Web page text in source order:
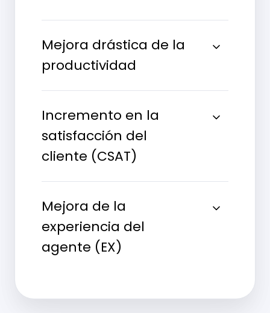
Mejora drástica de la
productividad
Incremento en la
satisfacción del
cliente (CSAT)
Mejora de la
experiencia del
agente (EX)